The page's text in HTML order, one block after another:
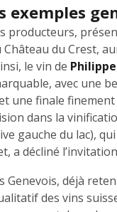
exemples
producteurs,
du Crest,
le vin de
avec une
une finale
dans la
gauche du lac),
a décliné
Genevois, déjà
des vins